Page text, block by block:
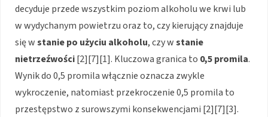
decyduje przede wszystkim poziom alkoholu we krwi lub
w wydychanym powietrzu oraz to, czy kierujący znajduje
się wstanie po użyciu alkoholu, czy wstanie
nietrzeźwości[2][7][1]. Kluczowa granica to 0,5 promila.
Wynik do 0,5 promila włącznie oznacza zwykle
wykroczenie, natomiast przekroczenie 0,5 promila to
przestępstwo z surowszymi konsekwencjami [2][7][3].